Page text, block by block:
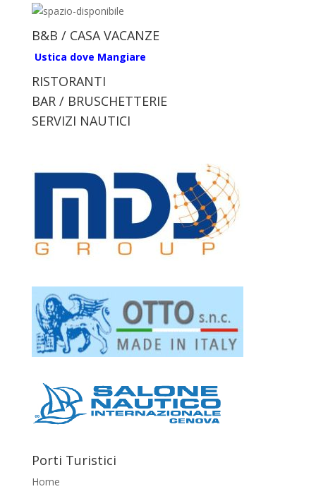
B&B / CASA VACANZE
Ustica dove Mangiare
RISTORANTI
BAR / BRUSCHETTERIE
SERVIZI NAUTICI
Porti Turistici
Home